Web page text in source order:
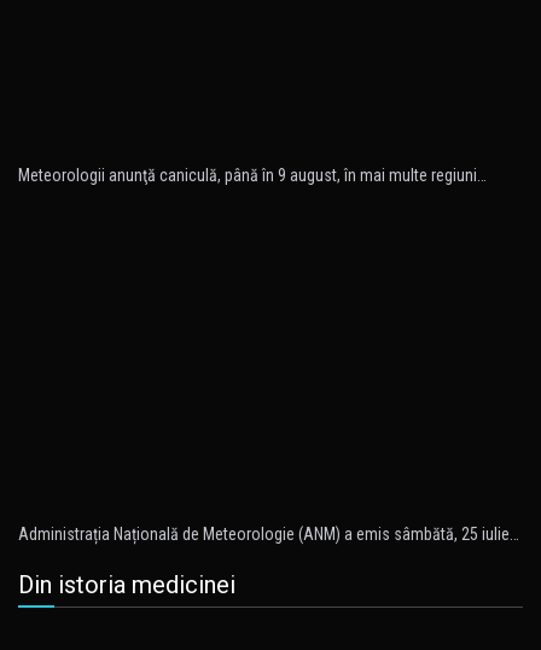
Meteorologii anunţă caniculă, până în 9 august, în mai multe regiuni…
Administrația Națională de Meteorologie (ANM) a emis sâmbătă, 25 iulie…
Din istoria medicinei